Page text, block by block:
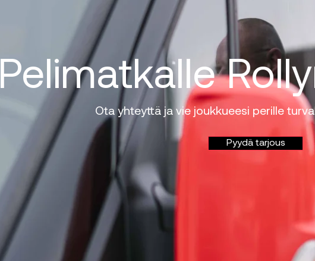
Pelimatkalle
Ota yhteyttä ja vie joukkueesi perille
Pyydä tarjous